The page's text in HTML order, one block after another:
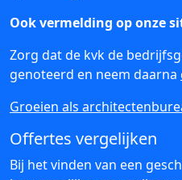
Ook vermelding op onze
Zorg dat de kvk de
genoteerd en neem daarna
Groeien als
Offertes vergelijken
Bij het vinden van een